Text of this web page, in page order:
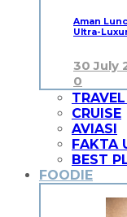
Aman
Ultra-
30 July
0
CRUISE
AVIASI
FAKTA
BEST
FOODIE